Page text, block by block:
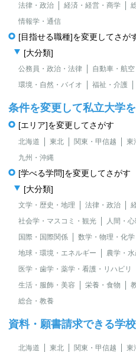
法律・政治 経済・経営・商学
情報学・通信
[目指せる職種]を変更してさが
[大分類]
公務員・政治・法律
自動車・航
環境・自然・バイオ
福祉・介護
条件を変更して私立大学
[エリア]を変更してさがす
北海道 東北 関東・甲信越 東
九州・沖縄
[学べる学問]を変更してさがす
[大分類]
文学・歴史・地理 法律・政治
社会学・マスコミ・観光
人間・心
国際・国際関係
数学・物理・化学
地球・環境・エネルギー
農学・
医学・歯学・薬学・看護・リハビリ
生活・服飾・美容
栄養・食物
総合・教養
資料・願書請求できる学
北海道 東北 関東・甲信越 東